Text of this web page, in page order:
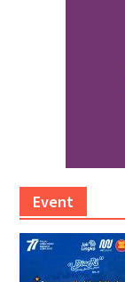
Event